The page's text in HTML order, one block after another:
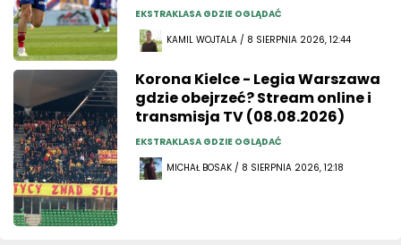
EKSTRAKLASA GDZIE OGLĄDAĆ
KAMIL WOJTALA / 8 SIERPNIA 2026, 12:44
Korona Kielce - Legia Warszawa
gdzie obejrzeć? Stream online i
transmisja TV (08.08.2026)
EKSTRAKLASA GDZIE OGLĄDAĆ
MICHAŁ BOSAK / 8 SIERPNIA 2026, 12:18